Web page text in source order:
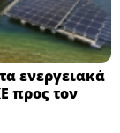
ενεργειακά
προς τον